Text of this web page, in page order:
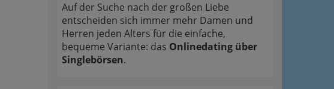
Auf der Suche nach der großen Liebe
entscheiden sich immer mehr Damen und
Herren jeden Alters für die einfache,
bequeme Variante: das Onlinedating über
Singlebörsen.